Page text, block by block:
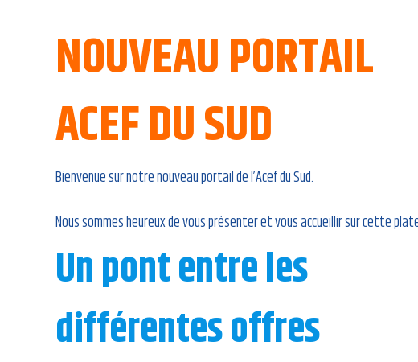
NOUVEAU PORTAIL
ACEF DU SUD
Bienvenue sur notre nouveau portail de l’Acef du Sud.
Nous sommes heureux de vous présenter et vous accueillir sur cette
Un pont entre les
différentes offres